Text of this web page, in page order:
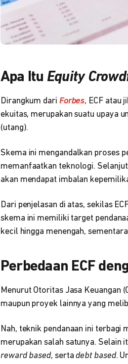
Apa Itu Equity
Dirangkum dari Forbes, ECF atau
ekuitas, merupakan suatu upaya
(utang).
Skema ini mengandalkan proses
memanfaatkan teknologi.
akan mendapat imbalan
Dari penjelasan di atas, sekilas
skema ini memiliki target
kecil hingga menengah,
Perbedaan ECF
Menurut Otoritas Jasa Keuangan
maupun proyek lainnya yang
Nah, teknik pendanaan ini terbagi
merupakan salah satunya. Selain
reward based, sertadebt based.